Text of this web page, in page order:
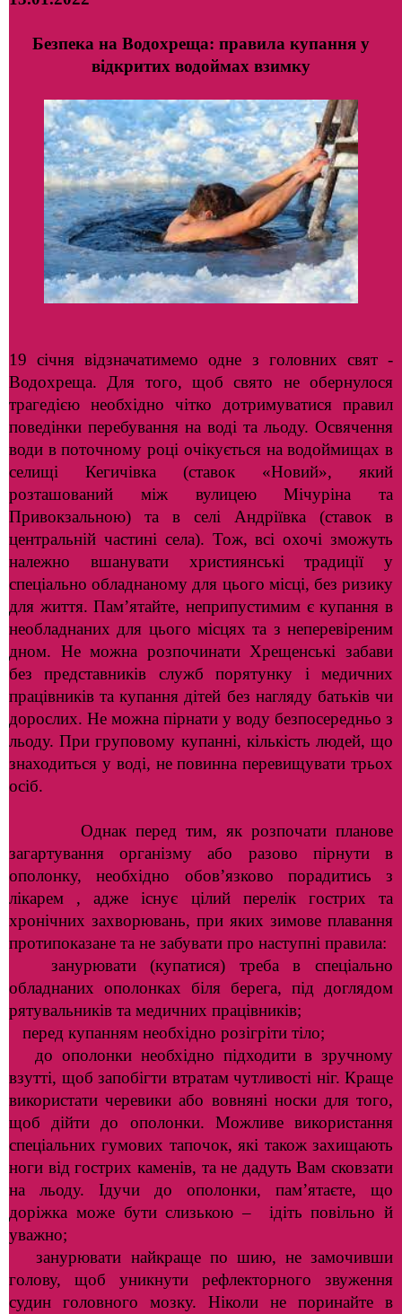
Безпека на Водохреща: правила купання у
відкритих водоймах взимку
19 січня відзначатимемо одне з головних свят -
Водохреща. Для того, щоб свято не обернулося
трагедією необхідно чітко дотримуватися правил
поведінки перебування на воді та льоду. Освячення
води в поточному році очікується на водоймищах в
селищі Кегичівка (ставок «Новий», який
розташований між вулицею Мічуріна та
Привокзальною) та в селі Андріївка (ставок в
центральній частині села). Тож, всі охочі зможуть
належно вшанувати християнські традиції у
спеціально обладнаному для цього місці, без ризику
для життя. Пам’ятайте, неприпустимим є купання в
необладнаних для цього місцях та з неперевіреним
дном. Не можна розпочинати Хрещенські забави
без представників служб порятунку і медичних
працівників та купання дітей без нагляду батьків чи
дорослих. Не можна пірнати у воду безпосередньо з
льоду. При груповому купанні, кількість людей, що
знаходиться у воді, не повинна перевищувати трьох
осіб.
Однак перед тим, як розпочати планове
загартування організму або разово пірнути в
ополонку, необхідно обов’язково порадитись з
лікарем , адже існує цілий перелік гострих та
хронічних захворювань, при яких зимове плавання
протипоказане та не забувати про наступні правила:
занурювати (купатися) треба в спеціально
обладнаних ополонках біля берега, під доглядом
рятувальників та медичних працівників;
перед купанням необхідно розігріти тіло;
до ополонки необхідно підходити в зручному
взутті, щоб запобігти втратам чутливості ніг. Краще
використати черевики або вовняні носки для того,
щоб дійти до ополонки. Можливе використання
спеціальних гумових тапочок, які також захищають
ноги від гострих каменів, та не дадуть Вам сковзати
на льоду. Ідучи до ополонки, пам’ятаєте, що
доріжка може бути слизькою – ідіть повільно й
уважно;
занурювати найкраще по шию, не замочивши
голову, щоб уникнути рефлекторного звуження
судин головного мозку. Ніколи не поринайте в